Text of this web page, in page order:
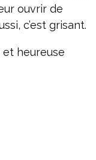
ouvrir de
c’est grisant.
heureuse